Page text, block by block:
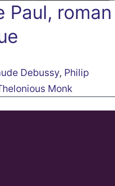
Paul, roman
Debussy, Philip
Monk